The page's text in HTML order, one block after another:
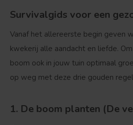
Survivalgids voor een
Vanaf het allereerste begin geven
kwekerij alle aandacht en liefde.
boom ook in jouw tuin optimaal
op weg met deze drie gouden
1. De boom planten (De